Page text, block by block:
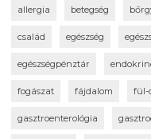
allergia betegség
család egészség
egészségpénztár
fogászat fájdalom fül-
gasztroenterológia